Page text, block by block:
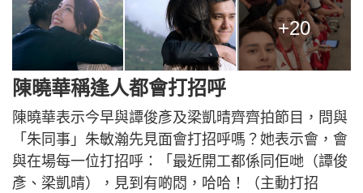
+20
陳曉華稱逢人都會打招呼
陳曉華表示今早與譚俊彥及梁凱晴齊齊拍節目，問與
「朱同事」朱敏瀚先見面會打招呼嗎？她表示會，會
與在場每一位打招呼：「最近開工都係同佢哋（譚俊
彥、梁凱晴），見到有啲悶，哈哈！（主動打招